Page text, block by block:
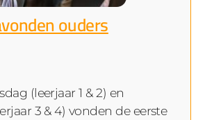
ouders
(leerjaar 1 & 2) en
3 & 4) vonden de eerste